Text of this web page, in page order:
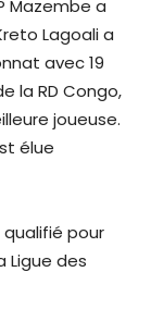
Mazembe a
Lagoali a
avec 19
la RD Congo,
joueuse.
élue
pour
Ligue des